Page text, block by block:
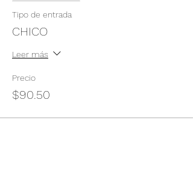
Tipo de entrada
CHICO
Leer más
Precio
$90.50